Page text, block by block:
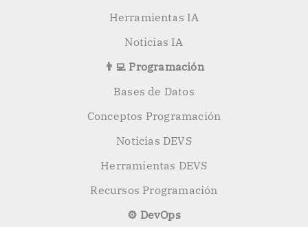
Herramientas IA
Noticias IA
👨‍💻 Programación
Bases de Datos
Conceptos Programación
Noticias DEVS
Herramientas DEVS
Recursos Programación
⚙️ DevOps